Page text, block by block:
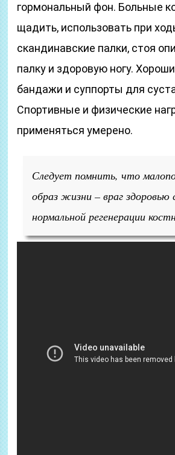
гормональный фон. Больные
щадить, использовать при
скандинавские палки, стоя
палку и здоровую ногу.
бандажи и суппорты для
Спортивные и физические
применяться умерено.
Следует помнить, что
образ жизни – враг здоровью
нормальной регенерации